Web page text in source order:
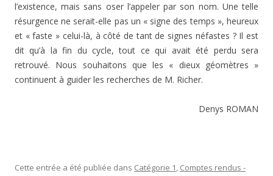
l’existence, mais sans oser l’appeler par son nom. Une telle
résurgence ne serait-elle pas un « signe des temps », heureux
et « faste » celui-là, à côté de tant de signes néfastes ? Il est
dit qu’à la fin du cycle, tout ce qui avait été perdu sera
retrouvé. Nous souhaitons que les « dieux géomètres »
continuent à guider les recherches de M. Richer.
Denys ROMAN
Cette entrée a été publiée dans Catégorie 1, Comptes rendus -